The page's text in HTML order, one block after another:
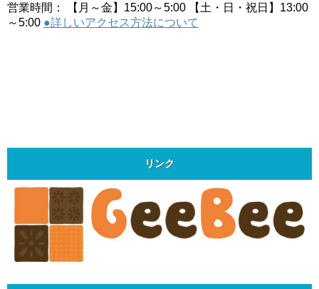
営業時間： 【月～金】15:00～5:00 【土・日・祝日】13:00
～5:00 ●詳しいアクセス方法について
リンク